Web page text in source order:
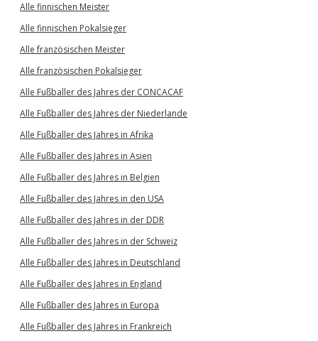
Alle finnischen Meister
Alle finnischen Pokalsieger
Alle französischen Meister
Alle französischen Pokalsieger
Alle Fußballer des Jahres der CONCACAF
Alle Fußballer des Jahres der Niederlande
Alle Fußballer des Jahres in Afrika
Alle Fußballer des Jahres in Asien
Alle Fußballer des Jahres in Belgien
Alle Fußballer des Jahres in den USA
Alle Fußballer des Jahres in der DDR
Alle Fußballer des Jahres in der Schweiz
Alle Fußballer des Jahres in Deutschland
Alle Fußballer des Jahres in England
Alle Fußballer des Jahres in Europa
Alle Fußballer des Jahres in Frankreich